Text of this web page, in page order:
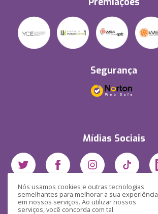
Nós usamos cookies e outras tecnologias
semelhantes para melhorar a sua experiência
em nossos serviços. Ao utilizar nossos
serviços, você concorda com tal
Segurança
Mídias Sociais